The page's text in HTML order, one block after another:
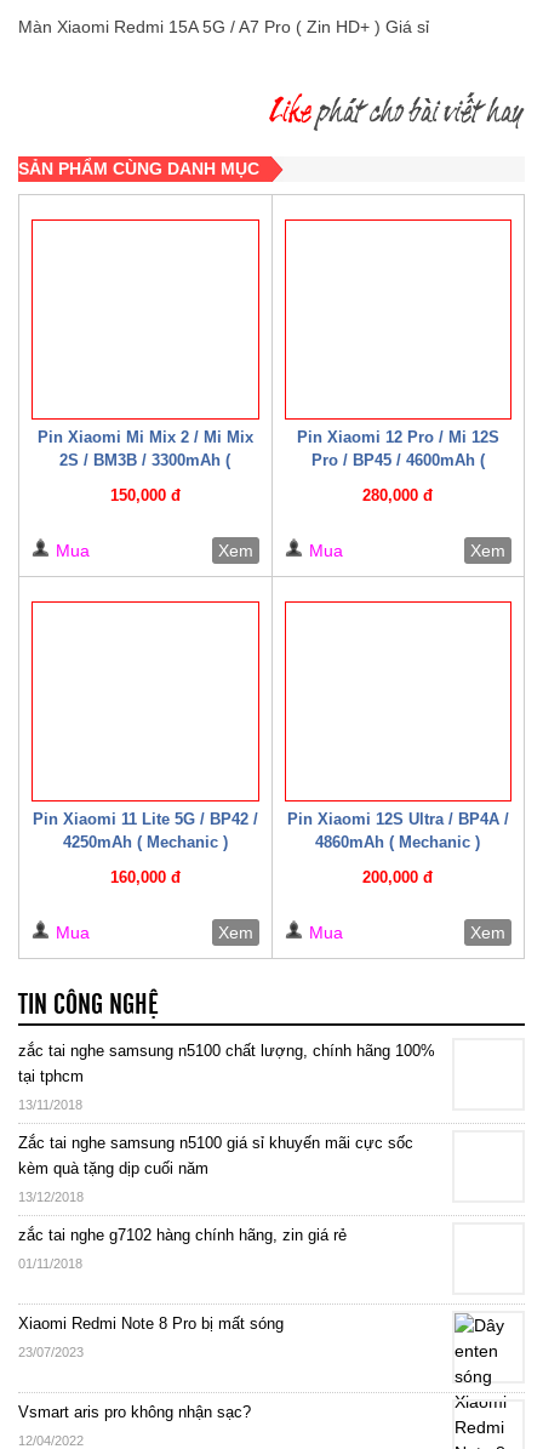
Màn Xiaomi Redmi 15A 5G / A7 Pro ( Zin HD+ ) Giá sỉ
SẢN PHẨM CÙNG DANH MỤC
Pin Xiaomi Mi Mix 2 / Mi Mix
2S / BM3B / 3300mAh (
150,000 đ
Mua Xem
Pin Xiaomi 12 Pro / Mi 12S
Pro / BP45 / 4600mAh (
280,000 đ
Mua Xem
Pin Xiaomi 11 Lite 5G / BP42 /
4250mAh ( Mechanic )
160,000 đ
Mua Xem
Pin Xiaomi 12S Ultra / BP4A /
4860mAh ( Mechanic )
200,000 đ
Mua Xem
TIN CÔNG NGHỆ
zắc tai nghe samsung n5100 chất lượng, chính hãng 100%
tại tphcm
13/11/2018
Zắc tai nghe samsung n5100 giá sỉ khuyến mãi cực sốc
kèm quà tặng dịp cuối năm
13/12/2018
zắc tai nghe g7102 hàng chính hãng, zin giá rẻ
01/11/2018
Xiaomi Redmi Note 8 Pro bị mất sóng
23/07/2023
Vsmart aris pro không nhận sạc?
12/04/2022